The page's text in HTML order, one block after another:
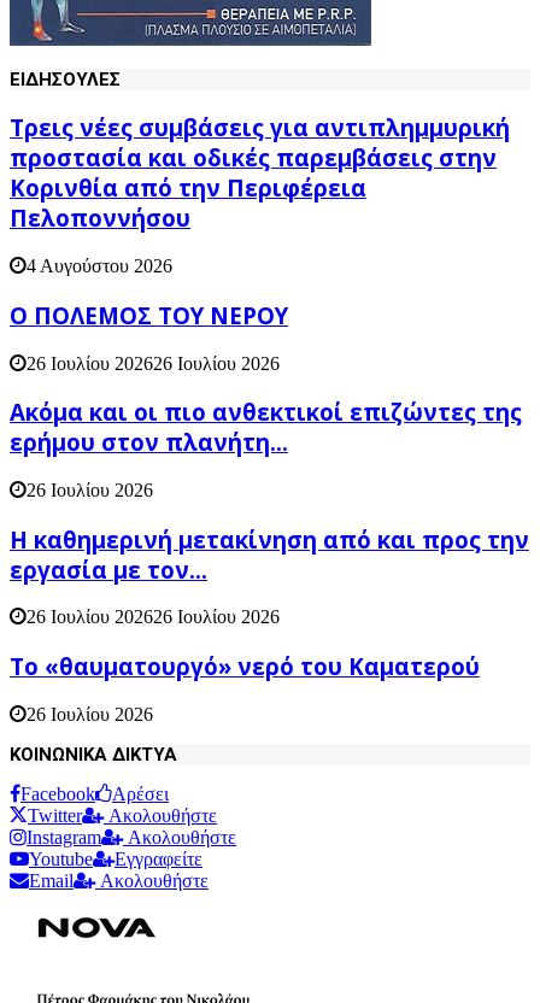
ΕΙΔΗΣΟΥΛΕΣ
Τρεις νέες συμβάσεις για αντιπλημμυρική
προστασία και οδικές παρεμβάσεις στην
Κορινθία από την Περιφέρεια
Πελοποννήσου
4 Αυγούστου 2026
Ο ΠΟΛΕΜΟΣ ΤΟΥ ΝΕΡΟΥ
26 Ιουλίου 202626 Ιουλίου 2026
Ακόμα και οι πιο ανθεκτικοί επιζώντες της
ερήμου στον πλανήτη...
26 Ιουλίου 2026
H καθημερινή μετακίνηση από και προς την
εργασία με τον...
26 Ιουλίου 202626 Ιουλίου 2026
Το «θαυματουργό» νερό του Καματερού
26 Ιουλίου 2026
ΚΟΙΝΩΝΙΚΑ ΔΙΚΤΥΑ
Facebook
Αρέσει
Twitter
Ακολουθήστε
Instagram
Ακολουθήστε
Youtube
Εγγραφείτε
Email
Ακολουθήστε